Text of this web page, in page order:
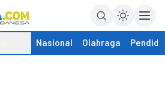
Nasional Olahraga